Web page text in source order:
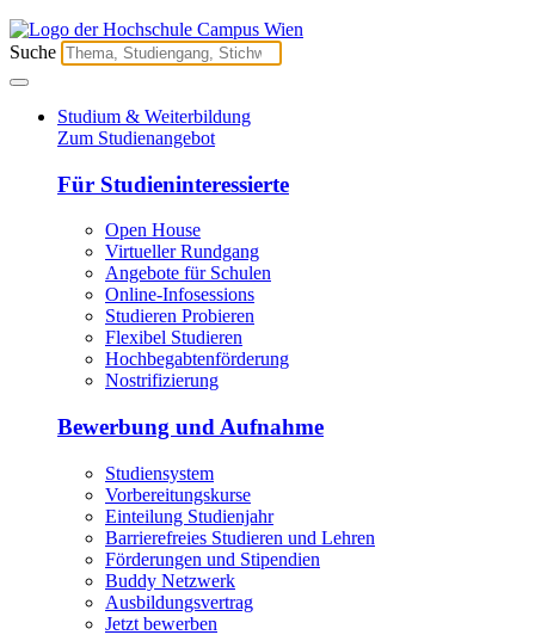
Suche
Studium & Weiterbildung
Zum Studienangebot
Für Studieninteressierte
Open House
Virtueller Rundgang
Angebote für Schulen
Online-Infosessions
Studieren Probieren
Flexibel Studieren
Hochbegabtenförderung
Nostrifizierung
Bewerbung und Aufnahme
Studiensystem
Vorbereitungskurse
Einteilung Studienjahr
Barrierefreies Studieren und Lehren
Förderungen und Stipendien
Buddy Netzwerk
Ausbildungsvertrag
Jetzt bewerben